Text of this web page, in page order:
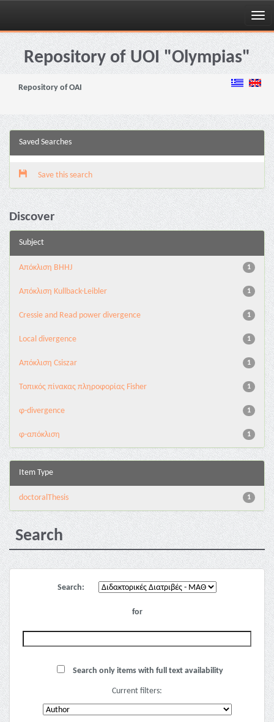
Skip
navigationRepository of UOI "Olympias"
Repository of OAI
Saved Searches
Save this search
Discover
Subject
1
Aπόκλιση BHHJ
1
Aπόκλιση Kullback-Leibler
1
Cressie and Read power divergence
1
Local divergence
1
Απόκλιση Csiszar
1
Τοπικός πίνακας πληροφορίας Fisher
1
φ-divergence
1
φ-απόκλιση
Item Type
1
doctoralThesis
Search
Search:
for
Search only items with full text availability
Current filters: